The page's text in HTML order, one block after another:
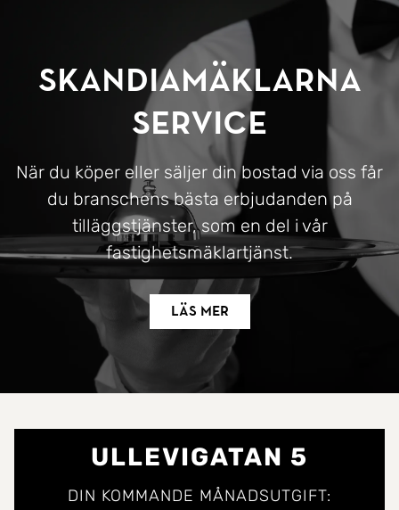
SkandiaMäklarna
Service
När du köper eller säljer din bostad via oss får
du branschens bästa erbjudanden på
tilläggstjänster, som en del i vår
fastighetsmäklartjänst.
Läs mer